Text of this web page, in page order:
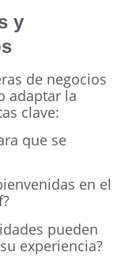
y
de negocios
adaptar la
clave:
que se
en el
pueden
experiencia?